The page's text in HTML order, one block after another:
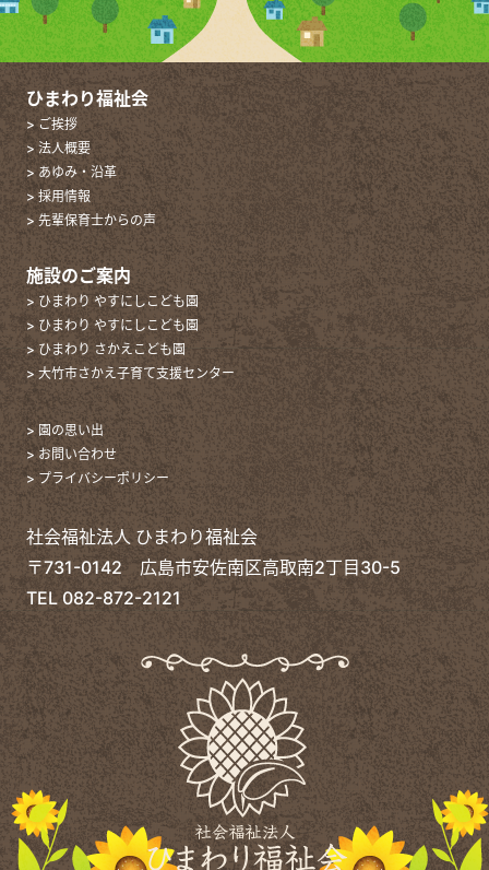
ひまわり福祉会
> ご挨拶
> 法人概要
> あゆみ・沿革
> 採用情報
> 先輩保育士からの声
施設のご案内
> ひまわり やすにしこども園
> ひまわり やすにしこども園
> ひまわり さかえこども園
> 大竹市さかえ子育て支援センター
> 園の思い出
> お問い合わせ
> プライバシーポリシー
社会福祉法人 ひまわり福祉会
〒731-0142 広島市安佐南区高取南2丁目30-5
TEL 082-872-2121